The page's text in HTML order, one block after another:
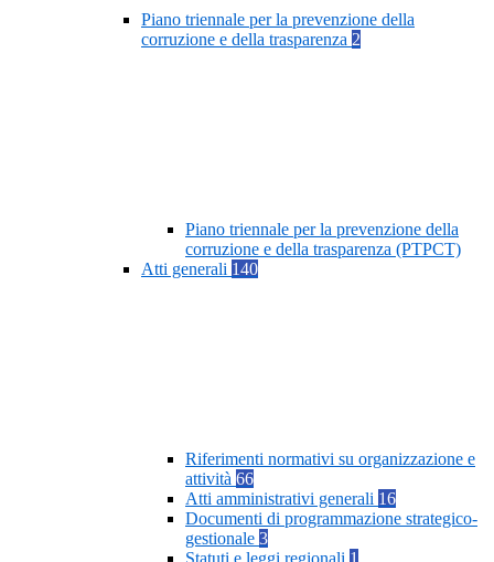
Piano triennale per la prevenzione della
corruzione e della trasparenza 2
Piano triennale per la prevenzione della
corruzione e della trasparenza (PTPCT)
Atti generali 140
Riferimenti normativi su organizzazione e
attività 66
Atti amministrativi generali 16
Documenti di programmazione strategico-
gestionale 3